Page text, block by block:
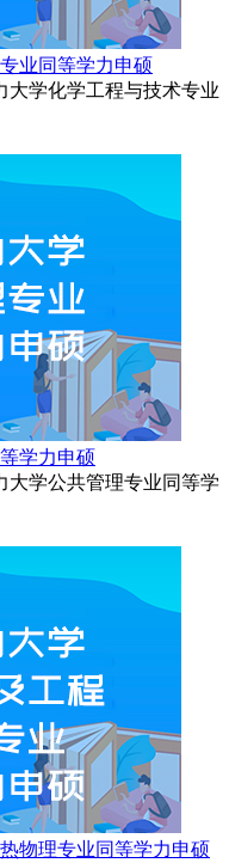
业同等学力申硕
大学化学工程与技术专业
学力申硕
大学公共管理专业同等学
物理专业同等学力申硕